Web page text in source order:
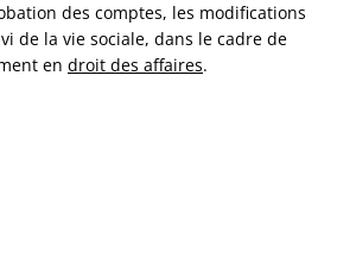
des comptes, les modifications
de la vie sociale, dans le cadre de
en droit des affaires.